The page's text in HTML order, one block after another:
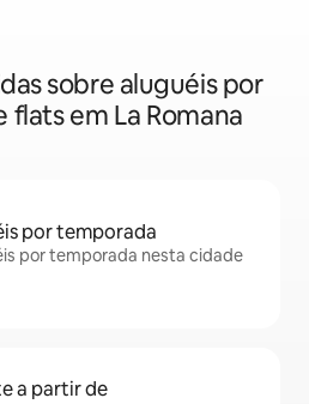
sobre aluguéis por
em La Romana
por temporada
por temporada nesta cidade
a partir de